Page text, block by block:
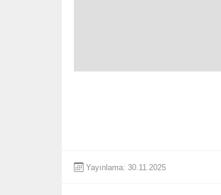
Yayınlama: 30.11.2025